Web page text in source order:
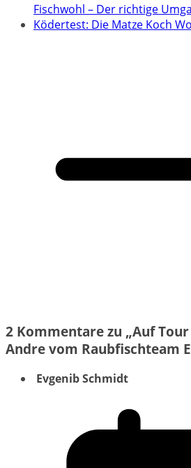
Fischwohl – Der richtige
Ködertest: Die Matze Koch
2 Kommentare zu „Auf
Andre vom Raubfischteam
Evgenib Schmidt